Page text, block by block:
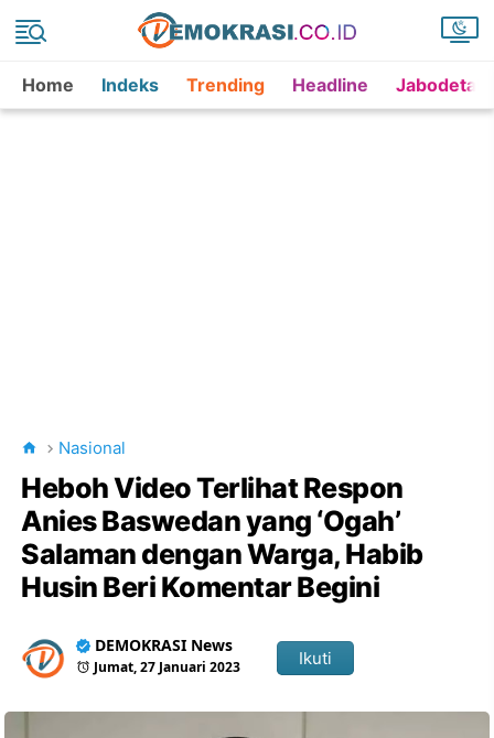
Home Indeks Trending Headline
Nasional
Heboh Video Terlihat Respon
Anies Baswedan yang ‘Ogah’
Salaman dengan Warga, Habib
Husin Beri Komentar Begini
DEMOKRASI News
Jumat, 27 Januari 2023 Ikuti